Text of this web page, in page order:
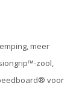
meer
zool,
voor